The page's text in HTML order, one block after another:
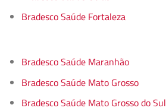
Bradesco Saúde Fortaleza
Bradesco Saúde Maranhão
Bradesco Saúde Mato Grosso
Bradesco Saúde Mato Grosso do Sul